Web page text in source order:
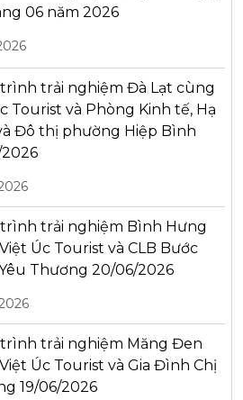
06 năm 2026
trải nghiệm Đà Lạt cùng
Tourist và Phòng Kinh tế, Hạ
Đô thị phường Hiệp Bình
trải nghiệm Bình Hưng
Úc Tourist và CLB Bước
Thương 20/06/2026
trải nghiệm Măng Đen
Úc Tourist và Gia Đình Chị
19/06/2026